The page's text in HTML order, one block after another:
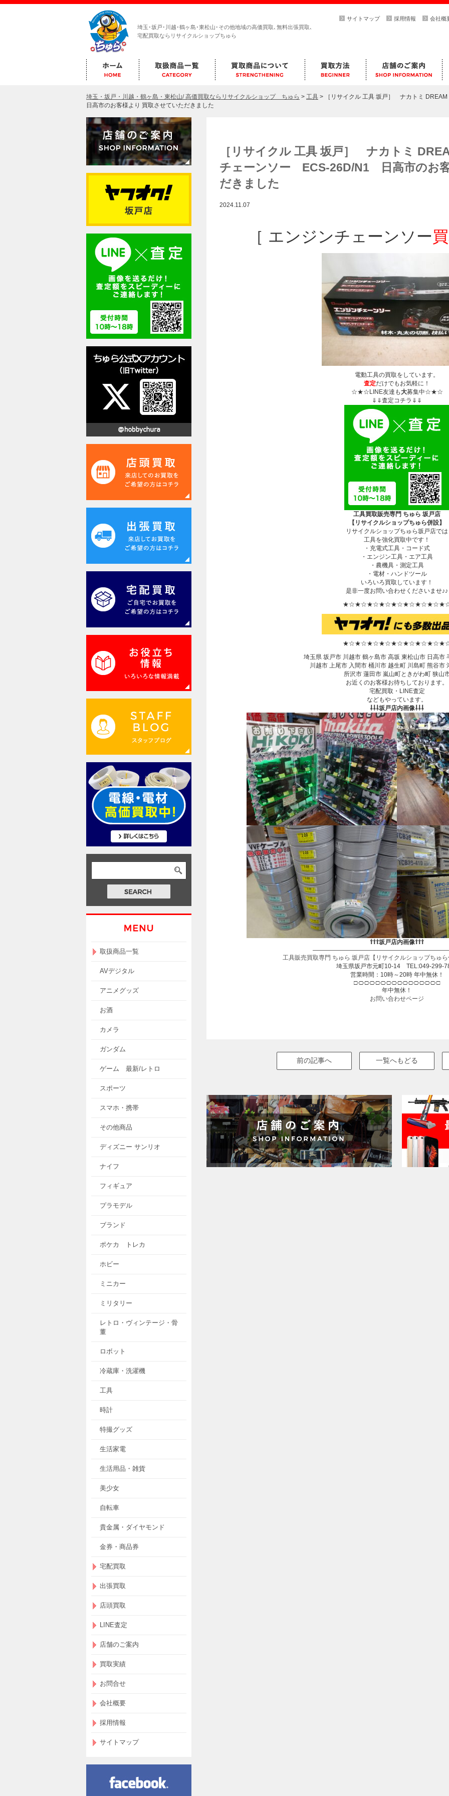
埼玉･坂戸･川越･鶴ヶ島･東松山･その他地域の高価買取､無料出張買取､
宅配買取ならリサイクルショップちゅら
サイトマップ 採用情報 会社概
埼玉・坂戸・川越・鶴ヶ島・東松山/ 高価買取ならリサイクルショップ ちゅら > 工具 >
［リサイクル 工具 坂戸］ ナカトミ
日高市のお客様より 買取させていただきました
［リサイクル 工具 坂戸］ ナカトミ
チェーンソー ECS-26D/N1 日高市のお
だきました
2024.11.07
［ エンジンチェーンソー
電動工具の買取をしています。
査定だけでもお気軽に！
☆★☆LINE友達も大募集中☆★☆
⇓⇓査定コチラ⇓⇓
工具買取販売専門 ちゅら 坂戸店
【リサイクルショップちゅら併設】
リサイクルショップちゅら坂戸店では
工具を強化買取中です！
・充電式工具・コード式
・エンジン工具・エア工具
・農機具・測定工具
・電材・ハンドツール
いろいろ買取しています！
是非一度お問い合わせくださいませ♪♪
埼玉県 坂戸市 川越市 鶴ヶ島市 高坂 東松山市 日高市
川越市 上尾市 入間市 桶川市 越生町 川島町 熊谷市
所沢市 蓮田市 嵐山町ときがわ町 狭山
お近くのお客様お待ちしております。
宅配買取・LINE査定
などもやっています。
⇩⇩⇩坂戸店内画像⇩⇩⇩
⇧⇧⇧坂戸店内画像⇧⇧⇧
工具販売買取専門 ちゅら 坂戸店【リサイクルショップちゅ
埼玉県坂戸市元町10-14 TEL:049-299-
営業時間：10時～20時 年中無休！
□-□-□-□-□-□-□-□-□-□-□-□-□-□-□-□
年中無休！
お問い合わせページ
前の記事へ 一覧へもどる
取扱商品一覧
AVデジタル
アニメグッズ
お酒
カメラ
ガンダム
ゲーム 最新/レトロ
スポーツ
スマホ・携帯
その他商品
ディズニー サンリオ
ナイフ
フィギュア
プラモデル
ブランド
ポケカ トレカ
ホビー
ミニカー
ミリタリー
レトロ・ヴィンテージ・骨
董
ロボット
冷蔵庫・洗濯機
工具
時計
特撮グッズ
生活家電
生活用品・雑貨
美少女
自転車
貴金属・ダイヤモンド
金券・商品券
宅配買取
出張買取
店頭買取
LINE査定
店舗のご案内
買取実績
お問合せ
会社概要
採用情報
サイトマップ